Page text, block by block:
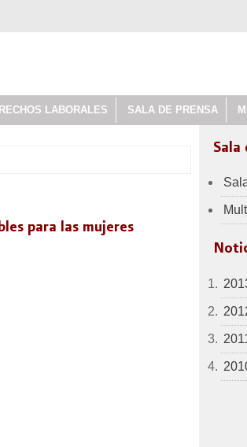
LABORALES SALA DE PRENSA
para las mujeres
Sala